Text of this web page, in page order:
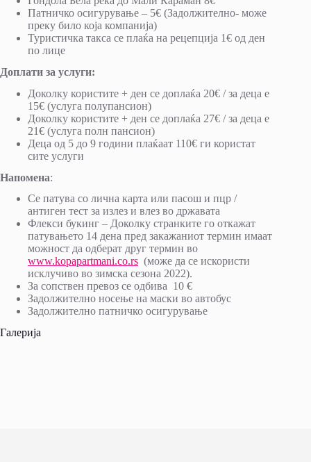
Патничко осигурување – 5€ (Задолжително- може
преку било која компанија)
Туристичка такса се плаќа на рецепција 1€ од ден
по лице
Доплати за услуги:
Доколку користите + ден се доплаќа 20€ / за деца е
15€ (услуга полупансион)
Доколку користите + ден се доплаќа 27€ / за деца е
21€ (услуга полн пансион)
Деца од 5 до 9 години плаќаат 110€ ги користат
сите услуги
Напомена:
Се патува со лична карта или пасош и пцр /
антиген тест за излез и влез во државата
Флекси букинг – Доколку странките го откажат
патувањето 14 дена пред закажаниот термин имаат
можност да одберат друг термин во
www.kopapartmani.co.rs (може да се искористи
исклучиво во зимска сезона 2022).
За сопствен превоз се одбива 10 €
Задолжително носење на маски во автобус
Задолжително патничко осигурување
Галерија